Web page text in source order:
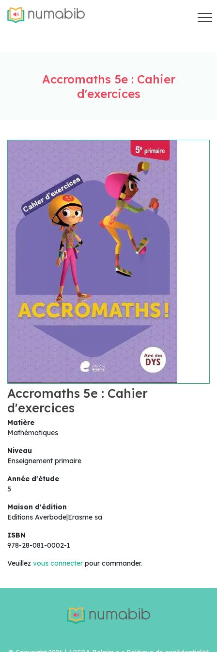
Accromaths 5e : Cahier
d'exercices
Accromaths 5e : Cahier
d'exercices
Matière
Mathématiques
Niveau
Enseignement primaire
Année d'étude
5
Maison d'édition
Editions Averbode|Erasme sa
ISBN
978-28-081-0002-1
Veuillez vous connecter pour commander.